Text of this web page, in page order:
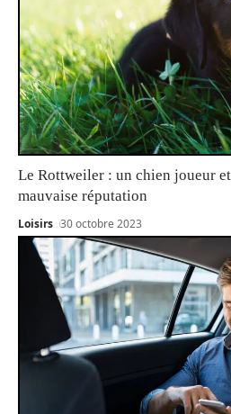
Le Rottweiler : un chien joueur
mauvaise réputation
Loisirs 30 octobre 2023